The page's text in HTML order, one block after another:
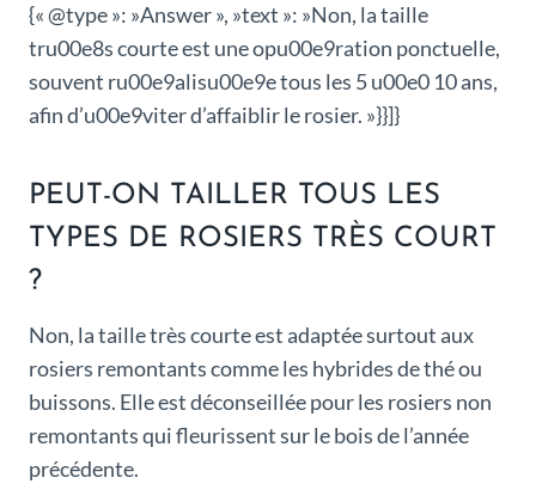
{« @type »: »Answer », »text »: »Non, la taille
tru00e8s courte est une opu00e9ration ponctuelle,
souvent ru00e9alisu00e9e tous les 5 u00e0 10 ans,
afin d’u00e9viter d’affaiblir le rosier. »}}]}
PEUT-ON TAILLER TOUS LES
TYPES DE ROSIERS TRÈS COURT
?
Non, la taille très courte est adaptée surtout aux
rosiers remontants comme les hybrides de thé ou
buissons. Elle est déconseillée pour les rosiers non
remontants qui fleurissent sur le bois de l’année
précédente.